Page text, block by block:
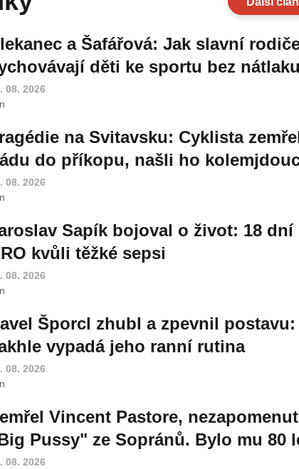
a Šafářová: Jak slavní
děti ke sportu bez nátlaku
08. 2026
na Svitavsku: Cyklista
do příkopu, našli ho
08. 2026
Sapík bojoval o život: 18 dní
kvůli těžké sepsi
08. 2026
Šporcl zhubl a zpevnil postavu:
vypadá jeho ranní rutina
08. 2026
Vincent Pastore,
Pussy" ze Sopránů. Bylo mu 80
08. 2026